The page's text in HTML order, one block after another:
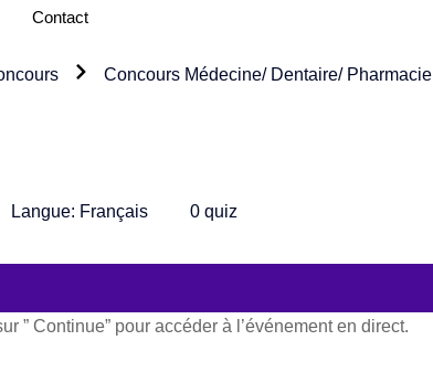
Contact
Concours Médecine/ Dentaire/ Pharmacie
Langue: Français 0 quiz
” Continue” pour accéder à l’événement en direct.